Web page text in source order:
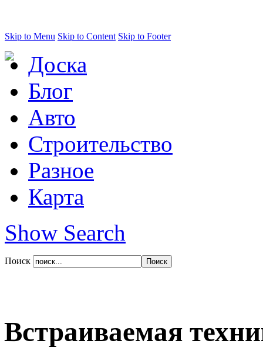
Skip to Menu Skip to Content Skip to Footer
Доска
Блог
Авто
Строительство
Разное
Карта
Show Search
Поиск
Встраиваемая